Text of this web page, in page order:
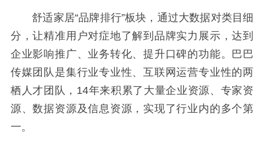
舒适家居“品牌排行”板块，通过大数据对类目细
分，让精准用户对症地了解到品牌实力展示，达到
企业影响推广、业务转化、提升口碑的功能。巴巴
传媒团队是集行业专业性、互联网运营专业性的两
栖人才团队，14年来积累了大量企业资源、专家资
源、数据资源及信息资源，实现了行业内的多个第
一。